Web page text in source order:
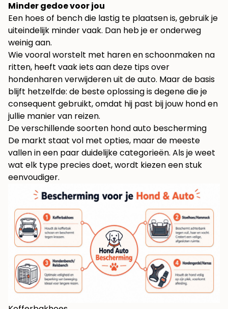
Minder gedoe voor jou
Een hoes of bench die lastig te plaatsen is, gebruik je
uiteindelijk minder vaak. Dan heb je er onderweg
weinig aan.
Wie vooral worstelt met haren en schoonmaken na
ritten, heeft vaak iets aan deze tips over
hondenharen verwijderen uit de auto. Maar de basis
blijft hetzelfde: de beste oplossing is degene die je
consequent gebruikt, omdat hij past bij jouw hond en
jullie manier van reizen.
De verschillende soorten hond auto bescherming
De markt staat vol met opties, maar de meeste
vallen in een paar duidelijke categorieën. Als je weet
wat elk type precies doet, wordt kiezen een stuk
eenvoudiger.